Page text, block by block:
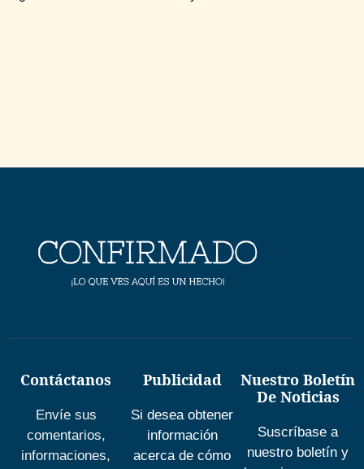
Contáctanos
Envíe sus
comentarios,
informaciones,
Publicidad
Si desea obtener
información
acerca de cómo
Nuestro Boletín
De Noticias
Suscríbase a
nuestro boletín y